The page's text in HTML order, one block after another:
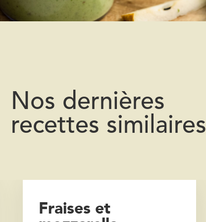
Nos dernières
recettes similaires
Fraises et